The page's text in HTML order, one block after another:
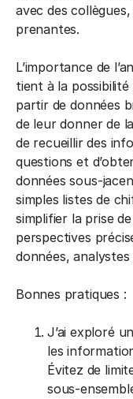
avec des
prenantes.
L’importance de
tient à la possibilité
partir de données
de leur donner de
de recueillir des
questions et
données sous-
simples listes de
simplifier la prise
perspectives
données,
Bonnes pratiques :
J’ai exploré
les
Évitez de
sous-